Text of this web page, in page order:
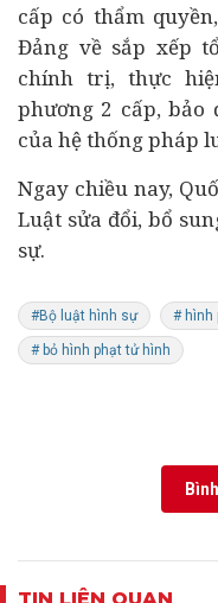
cấp có thẩm
Đảng về sắp xếp
chính trị, thực
phương 2 cấp, bảo
của hệ thống pháp
Ngay chiều nay,
Luật sửa đổi, bổ
sự.
#Bộ luật hình sự # hình
# bỏ hình phạt tử hình